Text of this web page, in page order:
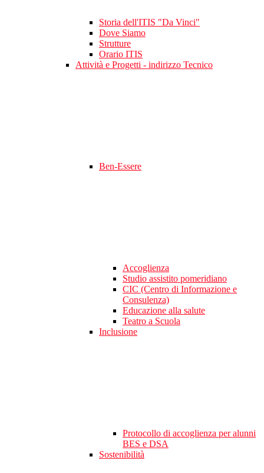
Storia dell'ITIS "Da Vinci"
Dove Siamo
Strutture
Orario ITIS
Attività e Progetti - indirizzo Tecnico
Ben-Essere
Accoglienza
Studio assistito pomeridiano
CIC (Centro di Informazione e
Consulenza)
Educazione alla salute
Teatro a Scuola
Inclusione
Protocollo di accoglienza per alunni
BES e DSA
Sostenibilità